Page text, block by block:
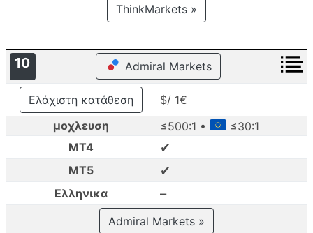
ThinkMarkets »
10 Admiral Markets
Ελάχιστη κατάθεση
$/ 1€
μοχλευση
≤500:1 •
≤30:1
MT4
✔
MT5 ✔
Ελληνικα –
Admiral Markets »